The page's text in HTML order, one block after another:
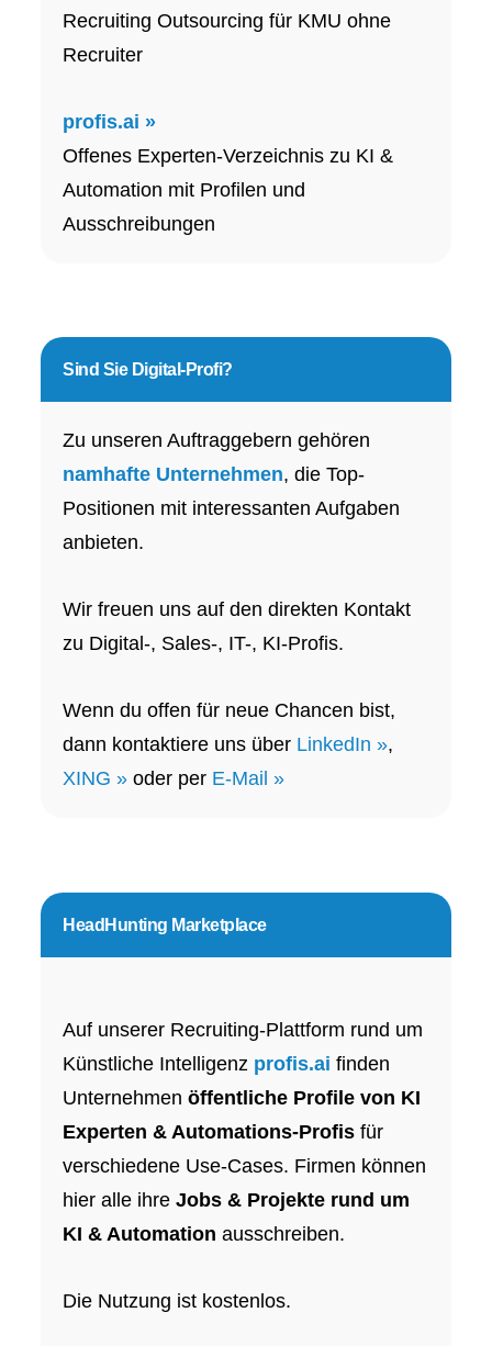
Recruiting Outsourcing für KMU ohne
Recruiter
profis.ai »
Offenes Experten-Verzeichnis zu KI &
Automation mit Profilen und
Ausschreibungen
Sind SieDigital-Profi?
Zu unseren Auftraggebern gehören
namhafte Unternehmen, die Top-
Positionen mit interessanten Aufgaben
anbieten.
Wir freuen uns auf den direkten Kontakt
zu Digital-, Sales-, IT-, KI-Profis.
Wenn du offen für neue Chancen bist,
dann kontaktiere uns über LinkedIn »,
XING » oder per E-Mail »
HeadHunting Marketplace
Auf unserer Recruiting-Plattform rund um
Künstliche Intelligenz profis.ai finden
Unternehmen öffentliche Profile von KI
Experten & Automations-Profis für
verschiedene Use-Cases. Firmen können
hier alle ihreJobs & Projekte rund um
KI & Automation ausschreiben.
Die Nutzung ist kostenlos.